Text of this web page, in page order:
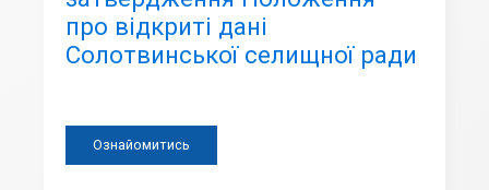
про відкриті дані
Солотвинської селищної ради
Ознайомитись